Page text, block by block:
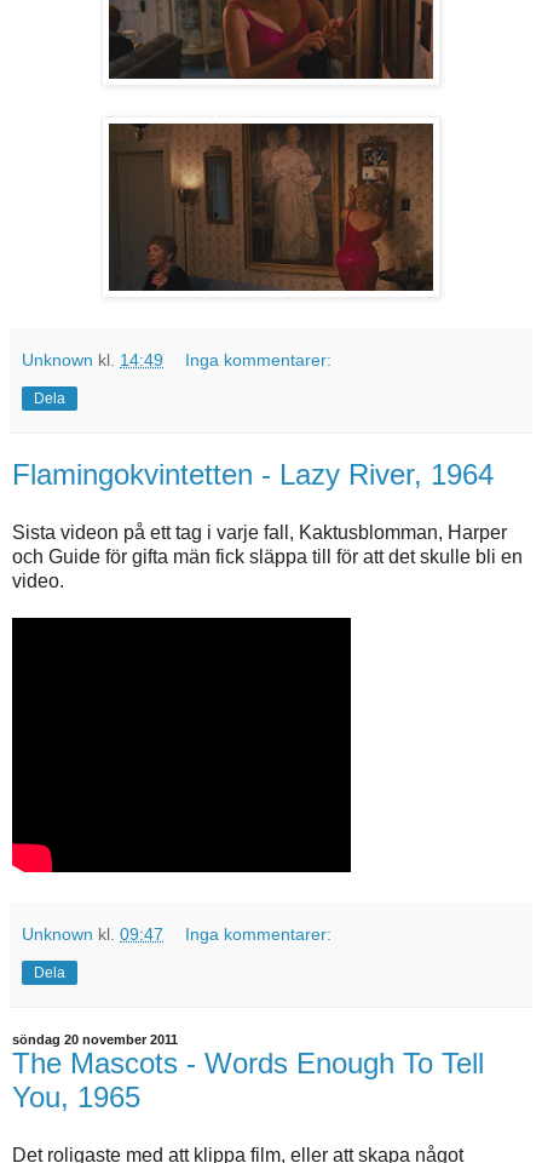
Unknown kl. 14:49 Inga kommentarer:
Dela
Flamingokvintetten - Lazy River, 1964
Sista videon på ett tag i varje fall, Kaktusblomman, Harper
och Guide för gifta män fick släppa till för att det skulle bli en
video.
Unknown kl. 09:47 Inga kommentarer:
Dela
söndag 20 november 2011
The Mascots - Words Enough To Tell
You, 1965
Det roligaste med att klippa film, eller att skapa något